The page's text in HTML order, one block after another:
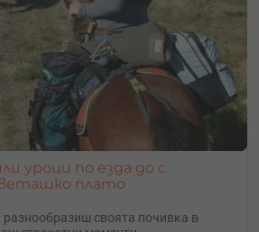
уроци по езда до с.
плато
своята почивка в